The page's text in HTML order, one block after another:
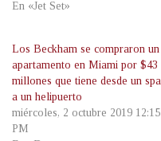
En «Jet Set»
Los Beckham se compraron un
apartamento en Miami por $43
millones que tiene desde un spa
a un helipuerto
miércoles, 2 octubre 2019 12:15
PM